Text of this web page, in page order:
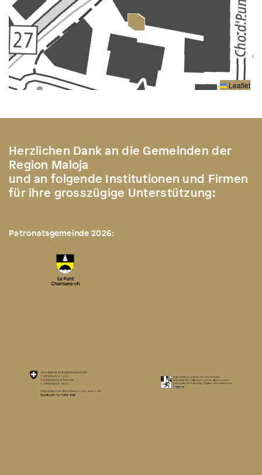
Leaflet
Herzlichen Dank an die Gemeinden der
Region Maloja
und an folgende Institutionen und Firmen
für ihre grosszügige Unterstützung:
Patronatsgemeinde 2026: